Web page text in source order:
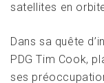
satellites en
Dans sa quête
PDG Tim Cook,
ses